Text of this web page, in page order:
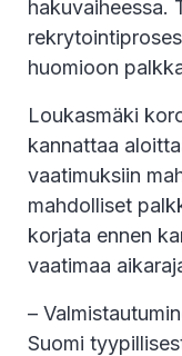
hakuvaiheessa.
huomioon
Loukasmäki
kannattaa
vaatimuksiin
mahdolliset
korjata ennen
vaatimaa
–
Suomi